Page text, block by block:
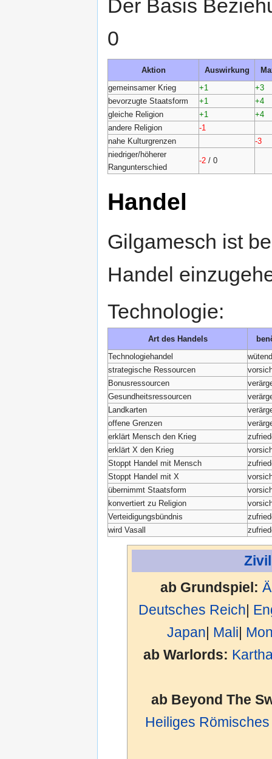
Der Basis
0
Aktion Auswirkung
gemeinsamer Krieg
+1
+3
bevorzugte Staatsform
+1
+4
gleiche Religion
+1
+4
andere Religion
-1
nahe Kulturgrenzen
-3
niedriger/höherer
Rangunterschied
-2 / 0
Handel
Gilgamesch ist
Handel
Technologie:
Art des Handels
Technologiehandel
wütend
strategische Ressourcen
Bonusressourcen
Gesundheitsressourcen
Landkarten
offene Grenzen
erklärt Mensch den Krieg
erklärt X den Krieg
Stoppt Handel mit Mensch
Stoppt Handel mit X
übernimmt Staatsform
konvertiert zu Religion
Verteidigungsbündnis
wird Vasall
ab Grundspiel:
Deutsches Reich|
Japan| Mali|
ab Warlords:
ab Beyond The
Heiliges